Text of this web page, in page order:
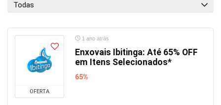
Todas
OFERTA
1 ano atrás
Enxovais Ibitinga: Até 65% OFF
em Itens Selecionados*
65%